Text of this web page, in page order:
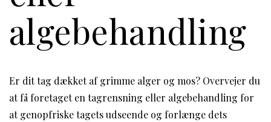
algebehandling
Er dit tag dækket af grimme alger og mos? Overvejer du
at få foretaget en tagrensning eller algebehandling for
at genopfriske tagets udseende og forlænge dets